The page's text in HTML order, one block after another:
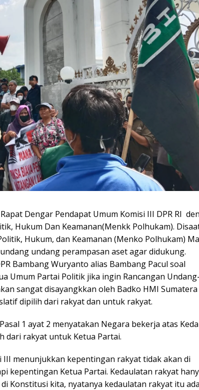
Dengar Pendapat Umum Komisi III DPR RI
Hukum Dan Keamanan(Menkk Polhukam).
Hukum, dan Keamanan (Menko Polhukam)
undang perampasan aset agar didukung.
Bambang Wuryanto alias Bambang Pacul soal
Umum Partai Politik jika ingin Rancangan
sangat disayangkkan oleh Badko HMI
dipilih dari rakyat dan untuk rakyat.
1 ayat 2 menyatakan Negara bekerja atas
dari rakyat untuk Ketua Partai.
III menunjukkan kepentingan rakyat tidak akan di
kepentingan Ketua Partai. Kedaulatan rakyat
Konstitusi kita, nyatanya kedaulatan rakyat itu